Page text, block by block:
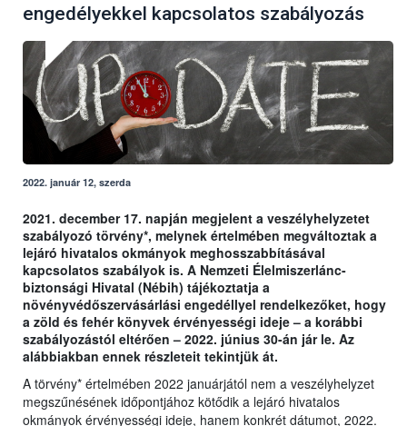
engedélyekkel kapcsolatos szabályozás
2022. január 12, szerda
2021. december 17. napján megjelent a veszélyhelyzetet
szabályozó törvény*, melynek értelmében megváltoztak a
lejáró hivatalos okmányok meghosszabbításával
kapcsolatos szabályok is. A Nemzeti Élelmiszerlánc-
biztonsági Hivatal (Nébih) tájékoztatja a
növényvédőszervásárlási engedéllyel rendelkezőket, hogy
a zöld és fehér könyvek érvényességi ideje – a korábbi
szabályozástól eltérően – 2022. június 30-án jár le. Az
alábbiakban ennek részleteit tekintjük át.
A törvény* értelmében 2022 januárjától nem a veszélyhelyzet
megszűnésének időpontjához kötődik a lejáró hivatalos
okmányok érvényességi ideje, hanem konkrét dátumot, 2022.